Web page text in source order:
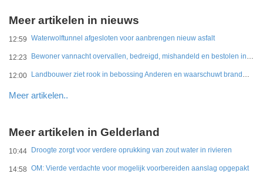
Meer artikelen in nieuws
12:59 Waterwolftunnel afgesloten voor aanbrengen nieuw asfalt
12:23 Bewoner vannacht overvallen, bedreigd, mishandeld en bestolen in Leidschendam
12:00 Landbouwer ziet rook in bebossing Anderen en waarschuwt brandweer
Meer artikelen..
Meer artikelen in Gelderland
10:44 Droogte zorgt voor verdere oprukking van zout water in rivieren
14:58 OM: Vierde verdachte voor mogelijk voorbereiden aanslag opgepakt